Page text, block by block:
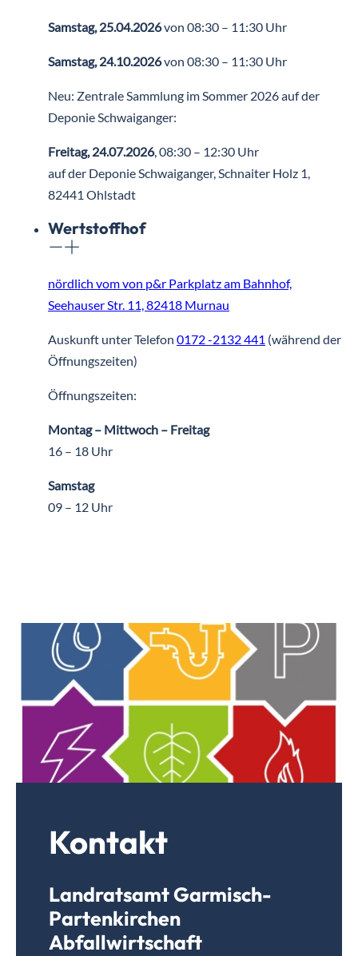
Samstag, 25.04.2026von 08:30 – 11:30 Uhr
Samstag, 24.10.2026von 08:30 – 11:30 Uhr
Neu: Zentrale Sammlung im Sommer 2026 auf der
Deponie Schwaiganger:
Freitag, 24.07.2026, 08:30 – 12:30 Uhr
auf der Deponie Schwaiganger, Schnaiter Holz 1,
82441 Ohlstadt
Wertstoffhof
nördlich vom von p&r Parkplatz am Bahnhof,
Seehauser Str. 11, 82418 Murnau
Auskunft unter Telefon 0172 -2132 441 (während der
Öffnungszeiten)
Öffnungszeiten:
Montag – Mittwoch – Freitag
16 – 18 Uhr
Samstag
09 – 12 Uhr
Kontakt
Landratsamt Garmisch-
Partenkirchen
Abfallwirtschaft